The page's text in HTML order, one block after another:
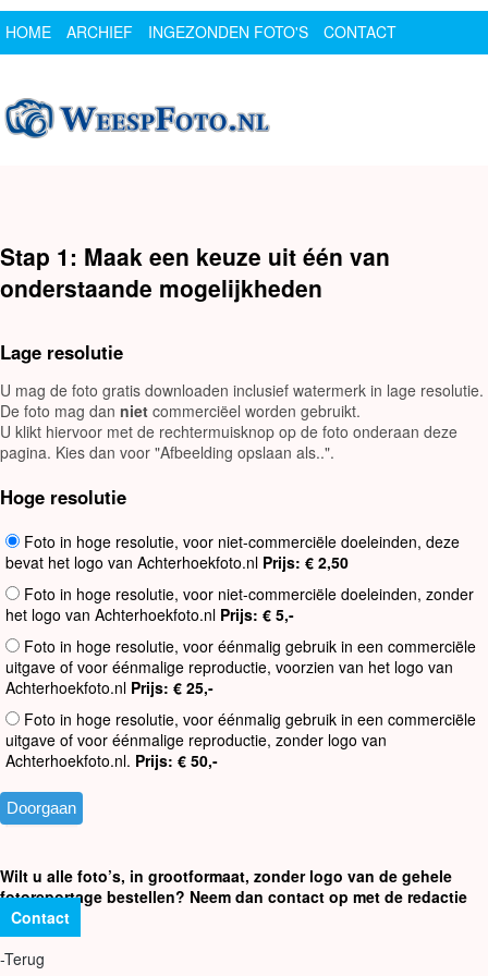
HOME ARCHIEF INGEZONDEN FOTO'S
CONTACT
Stap 1: Maak een keuze uit één van
onderstaande mogelijkheden
Lage resolutie
U mag de foto gratis downloaden inclusief watermerk in lage resolutie.
De foto mag dan niet commerciëel worden gebruikt.
U klikt hiervoor met de rechtermuisknop op de foto onderaan deze
pagina. Kies dan voor "Afbeelding opslaan als..".
Hoge resolutie
Foto in hoge resolutie, voor niet-commerciële doeleinden, deze
bevat het logo van Achterhoekfoto.nl Prijs: € 2,50
Foto in hoge resolutie, voor niet-commerciële doeleinden, zonder
het logo van Achterhoekfoto.nl Prijs: € 5,-
Foto in hoge resolutie, voor éénmalig gebruik in een commerciële
uitgave of voor éénmalige reproductie, voorzien van het logo van
Achterhoekfoto.nl Prijs: € 25,-
Foto in hoge resolutie, voor éénmalig gebruik in een commerciële
uitgave of voor éénmalige reproductie, zonder logo van
Achterhoekfoto.nl. Prijs: € 50,-
Wilt u alle foto’s, in grootformaat, zonder logo van de gehele
fotoreportage bestellen? Neem dan contact op met de redactie
Contact
-Terug